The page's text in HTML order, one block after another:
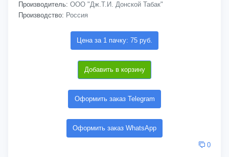
Производитель: ООО "Дж.Т.И. Донской Табак"
Производство: Россия
Цена за 1 пачку: 75 руб.
Добавить в корзину
Оформить заказ Telegram
Оформить заказ WhatsApp
0